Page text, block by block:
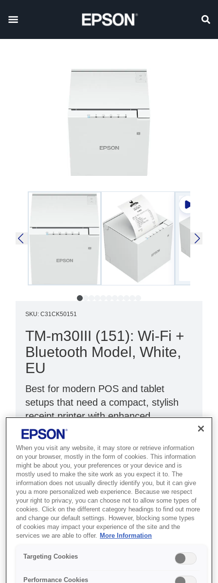
SKU: C31CK50151
TM-m30III (151): Wi-Fi +
Bluetooth Model, White,
EU
Best for modern POS and tablet
setups that need a compact, stylish
receipt printer with enhanced
connectivity.
Modern and feature rich
Compact and stylish
USB, Wi-Fi and Bluetooth
When you visit any website, it may store or retrieve information
on your browser, mostly in the form of cookies. This information
might be about you, your preferences or your device and is
mostly used to make the site work as you expect it to. The
information does not usually directly identify you, but it can give
you a more personalized web experience. Because we respect
your right to privacy, you can choose not to allow some types of
cookies. Click on the different category headings to find out more
and change our default settings. However, blocking some types
of cookies may impact your experience of the site and the
services we are able to offer. More Information
Targeting Cookies
Performance Cookies